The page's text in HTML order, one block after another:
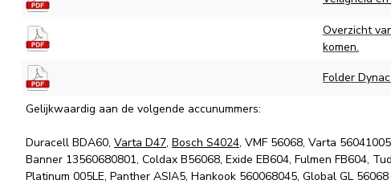
Overzicht
komen.
Folder
Gelijkwaardig aan de volgende accunummers:
Duracell BDA60, Varta D47, Bosch S4024, VMF 56068, Varta
Banner 13560680801, Coldax B56068, Exide EB604, Fulmen FB604,
Platinum 005LE, Panther ASIA5, Hankook 560068045, Global GL